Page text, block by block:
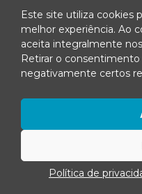
Este site utiliza cookies
melhor experiência. Ao
aceita integralmente
Retirar o
negativamente certos
Política de
Ao se inscrever, você concorda
Todos os
Política